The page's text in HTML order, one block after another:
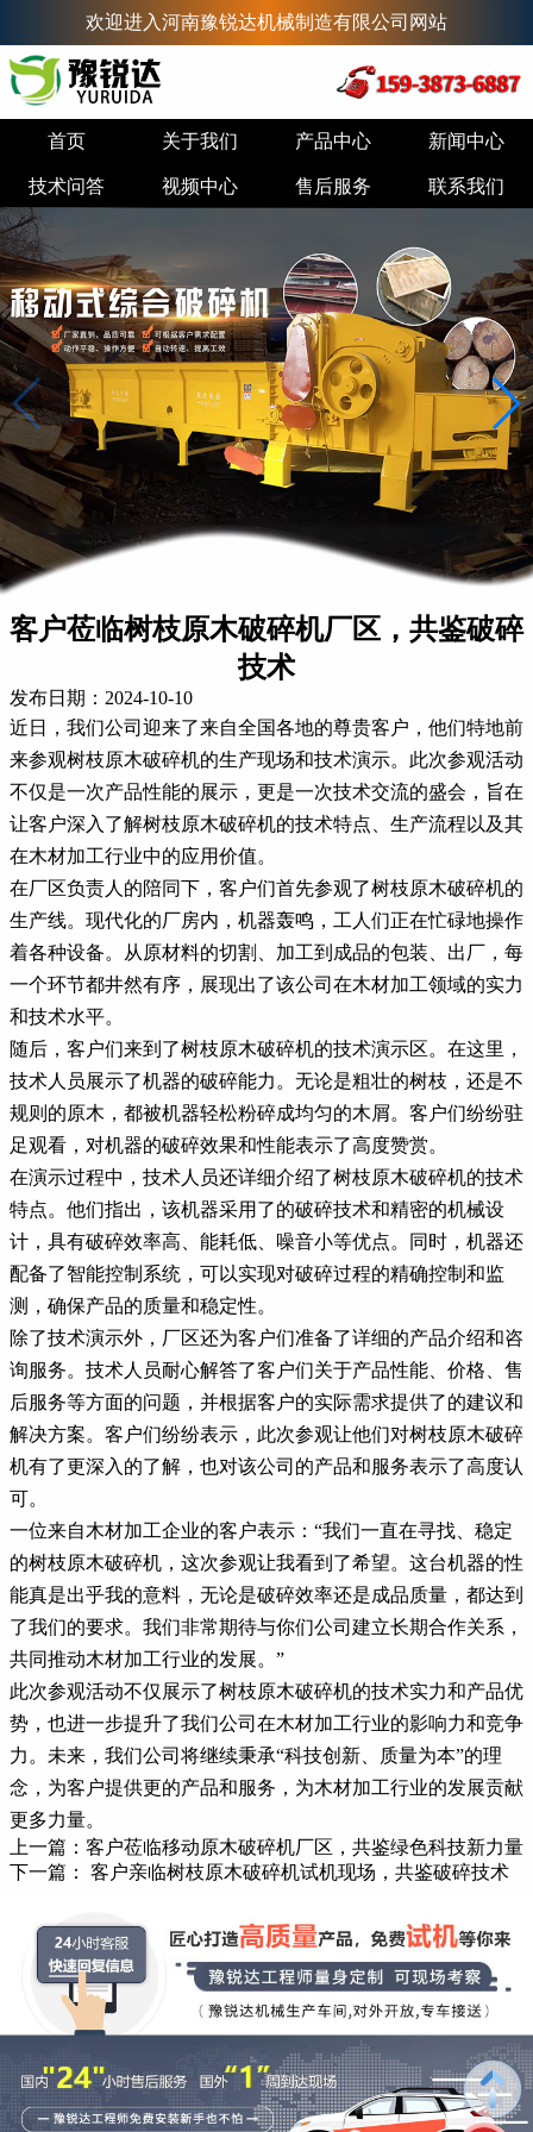
欢迎进入河南豫锐达机械制造有限公司网站
首页 关于我们 产品中心 新闻中心
技术问答 视频中心 售后服务 联系我们
客户莅临树枝原木破碎机厂区，共鉴破碎
技术
发布日期：2024-10-10
近日，我们公司迎来了来自全国各地的尊贵客户，他们特地前
来参观树枝原木破碎机的生产现场和技术演示。此次参观活动
不仅是一次产品性能的展示，更是一次技术交流的盛会，旨在
让客户深入了解树枝原木破碎机的技术特点、生产流程以及其
在木材加工行业中的应用价值。
在厂区负责人的陪同下，客户们首先参观了树枝原木破碎机的
生产线。现代化的厂房内，机器轰鸣，工人们正在忙碌地操作
着各种设备。从原材料的切割、加工到成品的包装、出厂，每
一个环节都井然有序，展现出了该公司在木材加工领域的实力
和技术水平。
随后，客户们来到了树枝原木破碎机的技术演示区。在这里，
技术人员展示了机器的破碎能力。无论是粗壮的树枝，还是不
规则的原木，都被机器轻松粉碎成均匀的木屑。客户们纷纷驻
足观看，对机器的破碎效果和性能表示了高度赞赏。
在演示过程中，技术人员还详细介绍了树枝原木破碎机的技术
特点。他们指出，该机器采用了的破碎技术和精密的机械设
计，具有破碎效率高、能耗低、噪音小等优点。同时，机器还
配备了智能控制系统，可以实现对破碎过程的精确控制和监
测，确保产品的质量和稳定性。
除了技术演示外，厂区还为客户们准备了详细的产品介绍和咨
询服务。技术人员耐心解答了客户们关于产品性能、价格、售
后服务等方面的问题，并根据客户的实际需求提供了的建议和
解决方案。客户们纷纷表示，此次参观让他们对树枝原木破碎
机有了更深入的了解，也对该公司的产品和服务表示了高度认
可。
一位来自木材加工企业的客户表示：“我们一直在寻找、稳定
的树枝原木破碎机，这次参观让我看到了希望。这台机器的性
能真是出乎我的意料，无论是破碎效率还是成品质量，都达到
了我们的要求。我们非常期待与你们公司建立长期合作关系，
共同推动木材加工行业的发展。”
此次参观活动不仅展示了树枝原木破碎机的技术实力和产品优
势，也进一步提升了我们公司在木材加工行业的影响力和竞争
力。未来，我们公司将继续秉承“科技创新、质量为本”的理
念，为客户提供更的产品和服务，为木材加工行业的发展贡献
更多力量。
上一篇： 客户莅临移动原木破碎机厂区，共鉴绿色科技新力量
下一篇：
客户亲临树枝原木破碎机试机现场，共鉴破碎技术